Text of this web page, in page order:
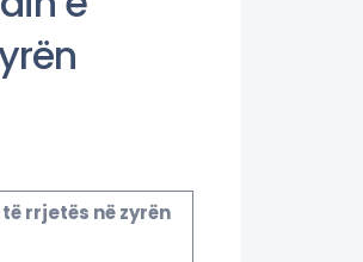
rrjetës në zyrën